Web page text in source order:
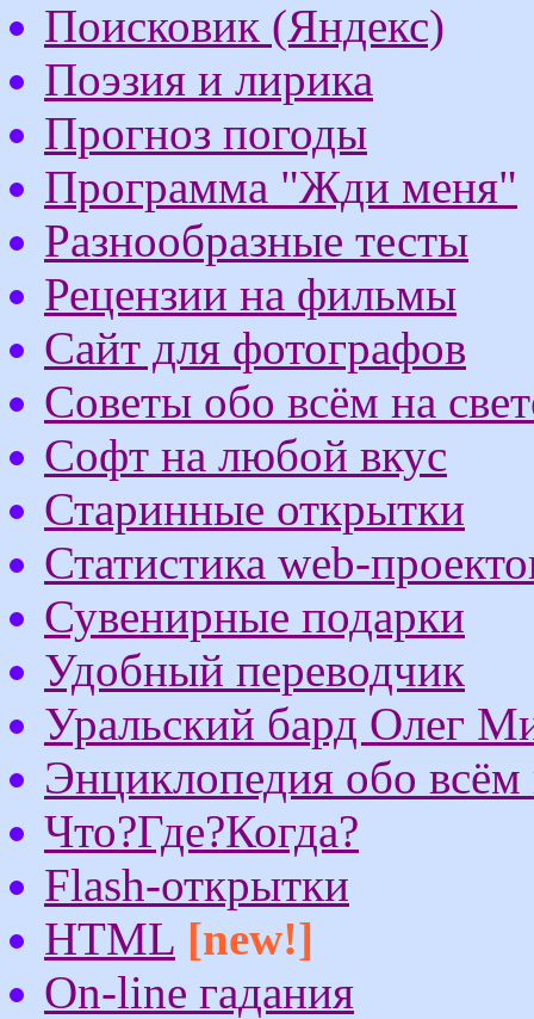
Поисковик (Яндекс)
Поэзия и лирика
Прогноз погоды
Программа "Жди меня"
Разнообразные тесты
Рецензии на фильмы
Сайт для фотографов
Советы обо всём на
Софт на любой вкус
Старинные открытки
Статистика web-
Сувенирные подарки
Удобный переводчик
Уральский бард Олег
Энциклопедия обо всём
Что?Где?Когда?
Flash-открытки
HTML [new!]
On-line гадания